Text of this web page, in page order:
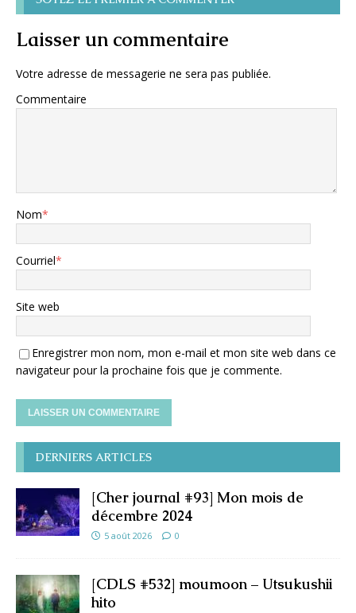
Laisser un commentaire
Votre adresse de messagerie ne sera pas publiée.
Commentaire
Nom*
Courriel*
Site web
Enregistrer mon nom, mon e-mail et mon site web dans ce
navigateur pour la prochaine fois que je commente.
DERNIERS ARTICLES
[Cher journal #93] Mon mois de
décembre 2024
5 août 2026 0
[CDLS #532] moumoon – Utsukushii
hito